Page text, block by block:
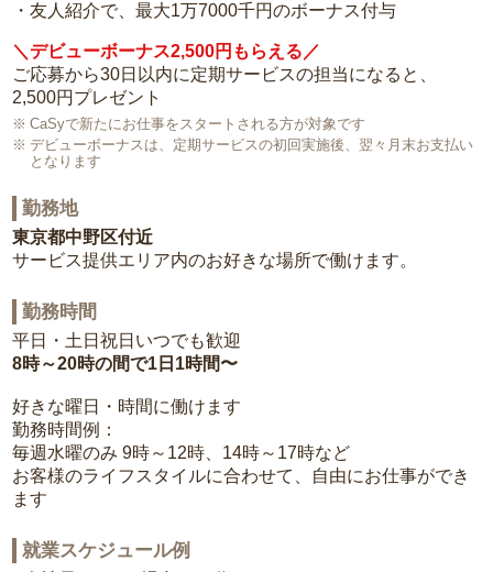
・友人紹介で、最大1万7000千円のボーナス付与
＼デビューボーナス2,500円もらえる／
ご応募から30日以内に定期サービスの担当になると、
2,500円プレゼント
CaSyで新たにお仕事をスタートされる方が対象です
デビューボーナスは、定期サービスの初回実施後、翌々月末お支払い
となります
勤務地
東京都中野区付近
サービス提供エリア内のお好きな場所で働けます。
勤務時間
平日・土日祝日いつでも歓迎
8時～20時の間で1日1時間〜
好きな曜日・時間に働けます
勤務時間例：
毎週水曜のみ 9時～12時、14時～17時など
お客様のライフスタイルに合わせて、自由にお仕事ができ
ます
就業スケジュール例